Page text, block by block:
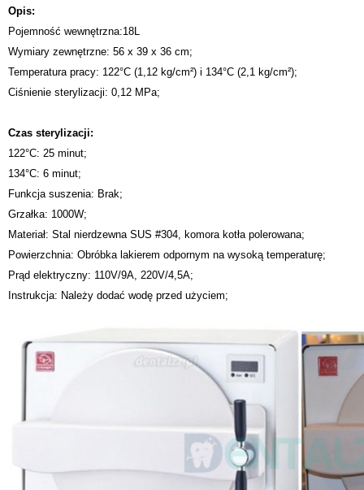
Opis:
Pojemność wewnętrzna:18L
Wymiary zewnętrzne: 56 x 39 x 36 cm;
Temperatura pracy: 122°C (1,12 kg/cm²) i 134°C (2,1 kg/cm²);
Ciśnienie sterylizacji: 0,12 MPa;
Czas sterylizacji:
122°C: 25 minut;
134°C: 6 minut;
Funkcja suszenia: Brak;
Grzałka: 1000W;
Materiał: Stal nierdzewna SUS #304, komora kotła polerowana;
Powierzchnia: Obróbka lakierem odpornym na wysoką temperaturę;
Prąd elektryczny: 110V/9A, 220V/4,5A;
Instrukcja: Należy dodać wodę przed użyciem;